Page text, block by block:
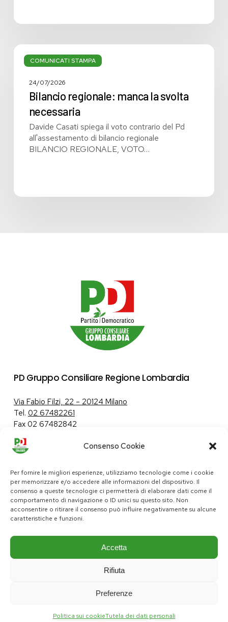
Consenso Cookie
Per fornire le migliori esperienze, utilizziamo tecnologie come i cookie
per memorizzare e/o accedere alle informazioni del dispositivo. Il
consenso a queste tecnologie ci permetterà di elaborare dati come il
comportamento di navigazione o ID unici su questo sito. Non
acconsentire o ritirare il consenso può influire negativamente su alcune
caratteristiche e funzioni.
Accetta
Rifiuta
Preferenze
Politica sui cookieTutela dei dati personali
COMUNICATI STAMPA
Bilancio
regionale:
svolta
24/07/2026
Bilancio regionale: manca la svolta
necessaria
Davide Casati spiega il voto contrario del Pd
all'assestamento di bilancio regionale
BILANCIO REGIONALE, VOTO…
PD Gruppo Consiliare Regione Lombardia
Via Fabio Filzi, 22 – 20124 Milano
Tel. 02 67482261
Fax 02 67482842
Tutela dei dati personali|Politica sui cookie
pd@consiglio.regione.lombardia.it
ufficiostampa.pd@consiglio.regione.lombardia.it
Pagine Facebook Gruppo Consiliare PD LombardiaPagina Messenger Gruppo Consiliare PD LombardiaPagina Instagram Gruppo PD LombardiaPagina Youtube Gruppo PD Lombardia